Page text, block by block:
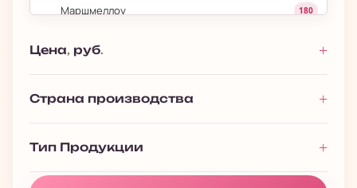
Маршмеллоу 180
Чай, растворимые напитки
Цена, руб.
Страна производства
Тип Продукции